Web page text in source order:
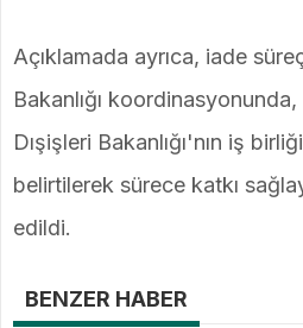
Açıklamada ayrıca, iade
Bakanlığı
Dışişleri Bakanlığı'nın iş
belirtilerek sürece katkı
edildi.
BENZER HABER